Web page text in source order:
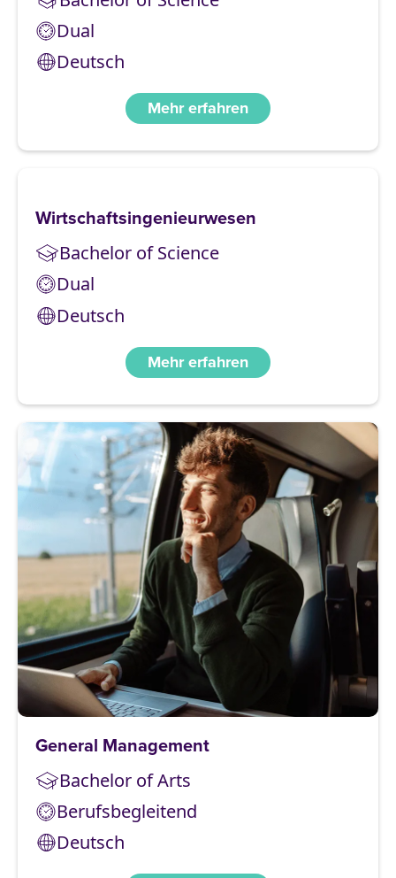
Dual
Deutsch
Mehr erfahren
Wirtschaftsingenieurwesen
Bachelor of Science
Dual
Deutsch
Mehr erfahren
General Management
Bachelor of Arts
Berufsbegleitend
Deutsch